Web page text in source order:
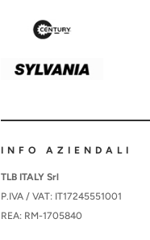
INFO AZIENDALI
TLB ITALY Srl
P.IVA / VAT: IT17245551001
REA: RM-1705840